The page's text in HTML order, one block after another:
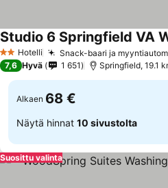
2 Tähtiluokitus
Hotelli Snack-baari ja
Katso hinnat
7,6 Hyvä 1 651 Springfield, 19.1
Alkaen 68 €
Näytä hinnat 10 sivustolta
Suosittu valinta